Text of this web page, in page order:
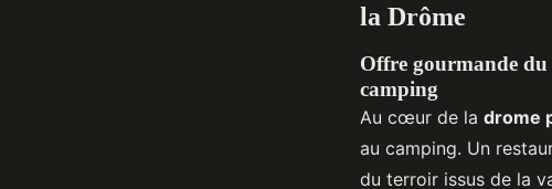
la Drôme
Offre gourmande
camping
Au cœur de la drome
au camping. Un
du terroir issus de la